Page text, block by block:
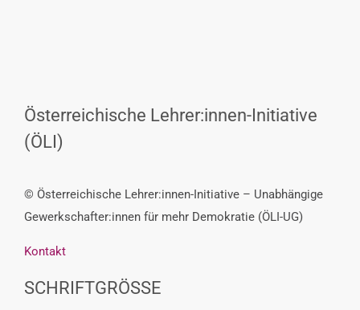
Österreichische Lehrer:innen-Initiative
(ÖLI)
© Österreichische Lehrer:innen-Initiative – Unabhängige
Gewerkschafter:innen für mehr Demokratie (ÖLI-UG)
Kontakt
SCHRIFTGRÖSSE